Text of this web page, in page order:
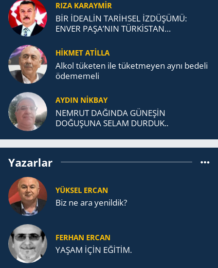
RIZA KARAYMIR
BİR İDEALİN TARİHSEL İZDÜŞÜMÜ:
ENVER PAŞA’NIN TÜRKİSTAN
TEŞKİLATI’NA UZANAN MİRASI
HİKMET ATİLLA
Alkol tü­ke­ten ile tü­ket­me­yen aynı be­de­li
öde­me­me­li
AYDIN NİKBAY
NEMRUT DAĞINDA GÜNEŞİN
DOĞUŞUNA SELAM DURDUK..
Yazarlar
YÜKSEL ERCAN
Biz ne ara yenildik?
FERHAN ERCAN
YAŞAM İÇİN EĞİTİM.